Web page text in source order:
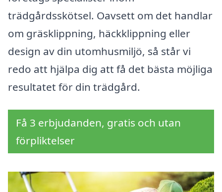
trädgårdsskötsel. Oavsett om det handlar
om gräsklippning, häckklippning eller
design av din utomhusmiljö, så står vi
redo att hjälpa dig att få det bästa möjliga
resultatet för din trädgård.
Få 3 erbjudanden, gratis och utan
förpliktelser